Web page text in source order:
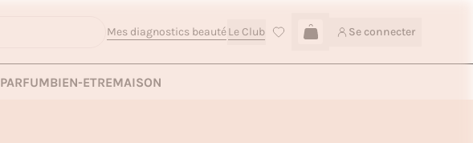
Mes diagnostics beautéLe Club Se connecter
Connexion
PARFUMBIEN-ETREMAISON